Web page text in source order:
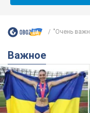
"Очень
Важное